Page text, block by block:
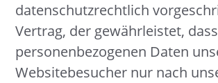
datenschutzrechtlich
Vertrag, der gewährleistet,
personenbezogenen Daten
Websitebesucher nur nach